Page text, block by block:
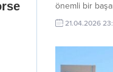
önemli bir
ilçesinde
hakkında
teslim edildi.
Valiliği İl
21.04.2026